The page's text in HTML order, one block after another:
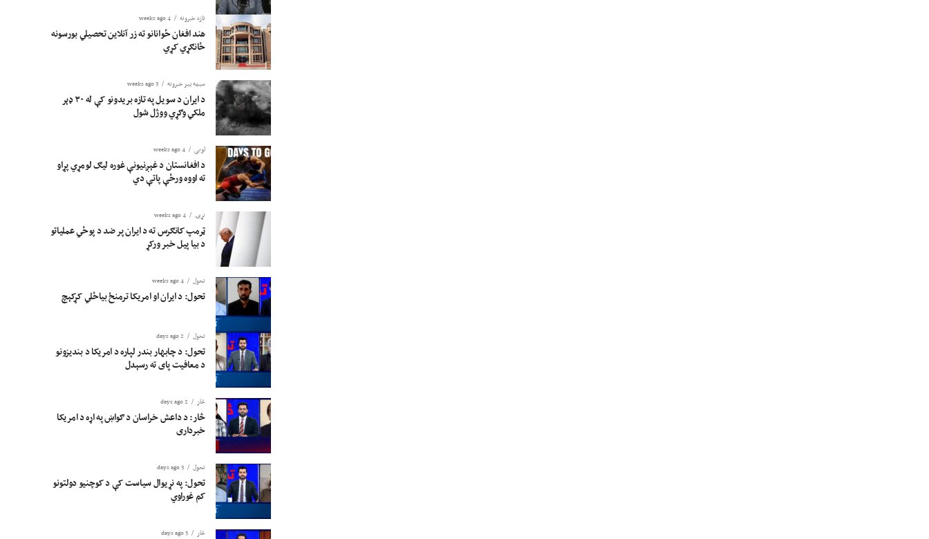
تازه خبرونه 4 weeks ago
هند افغان ځوانانو ته زر آنلاین تحصیلي بورسونه
ځانګړي کړي
سیمه ییز خبرونه 3 weeks ago
د ایران د سویل په تازه بریدونو کې له ۳۰ ډېر
ملکي وګړي ووژل شول
لوبی 4 weeks ago
د افغانستان د غېږنیونې غوره لیګ لومړي پړاو
ته اووه ورځې پاتې دي
نړۍ 4 weeks ago
ټرمپ کانګرس ته د ایران پر ضد د پوځي عملیاتو
د بیا پیل خبر ورکړ
تحول 4 weeks ago
تحول: د ایران او امریکا ترمنځ بیاځلي کړکېچ
تحول 2 days ago
تحول: د چابهار بندر لپاره د امریکا د بندیزونو
د معافیت پای ته رسېدل
څار 2 days ago
څار: د داعش خراسان د ګواښ په اړه د امریکا
خبرداری
تحول 3 days ago
تحول: په نړیوال سیاست کې د کوچنیو دولتونو
کم غوراوي
څار 3 days ago